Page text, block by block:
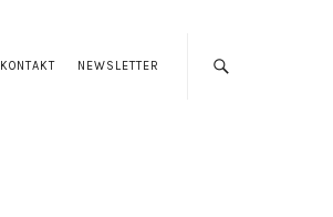
KONTAKT NEWSLETTER